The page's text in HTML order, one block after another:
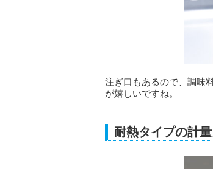
注ぎ口もあるので、調味
が嬉しいですね。
耐熱タイプの計